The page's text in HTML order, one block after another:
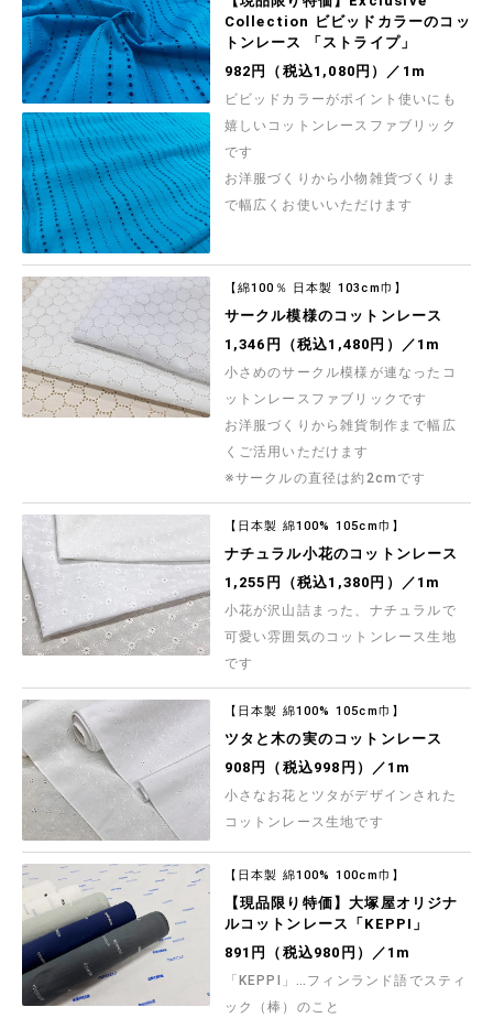
Collection ビビッドカラーのコッ
トンレース 「ストライプ」
982円（税込1,080円）／1m
ビビッドカラーがポイント使いにも
嬉しいコットンレースファブリック
です
お洋服づくりから小物雑貨づくりま
で幅広くお使いいただけます
【綿100％ 日本製 103cm巾】
サークル模様のコットンレース
1,346円（税込1,480円）／1m
小さめのサークル模様が連なったコ
ットンレースファブリックです
お洋服づくりから雑貨制作まで幅広
くご活用いただけます
※サークルの直径は約2cmです
【日本製 綿100% 105cm巾】
ナチュラル小花のコットンレース
1,255円（税込1,380円）／1m
小花が沢山詰まった、ナチュラルで
可愛い雰囲気のコットンレース生地
です
【日本製 綿100% 105cm巾】
ツタと木の実のコットンレース
908円（税込998円）／1m
小さなお花とツタがデザインされた
コットンレース生地です
【日本製 綿100% 100cm巾】
【現品限り特価】大塚屋オリジナ
ルコットンレース「KEPPI」
891円（税込980円）／1m
「KEPPI」…フィンランド語でスティ
ック（棒）のこと